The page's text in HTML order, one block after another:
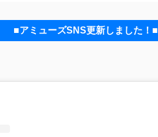
■アミューズSNS更新しました！■